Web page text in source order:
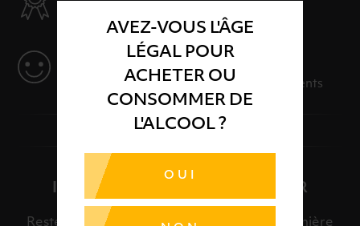
AVEZ-VOUS L'ÂGE
LÉGAL POUR
ACHETER OU
CONSOMMER DE
L'ALCOOL ?
OUI
Des produits sélectionnés avec soins
SERVICE
Des solutions adaptées à vos événements
INSCRIPTION À LA NEWSLETTER
Restez informé et découvrez en avant-première